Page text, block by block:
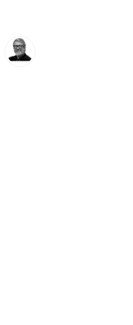
El temporal que
madrugada de este
constancia de